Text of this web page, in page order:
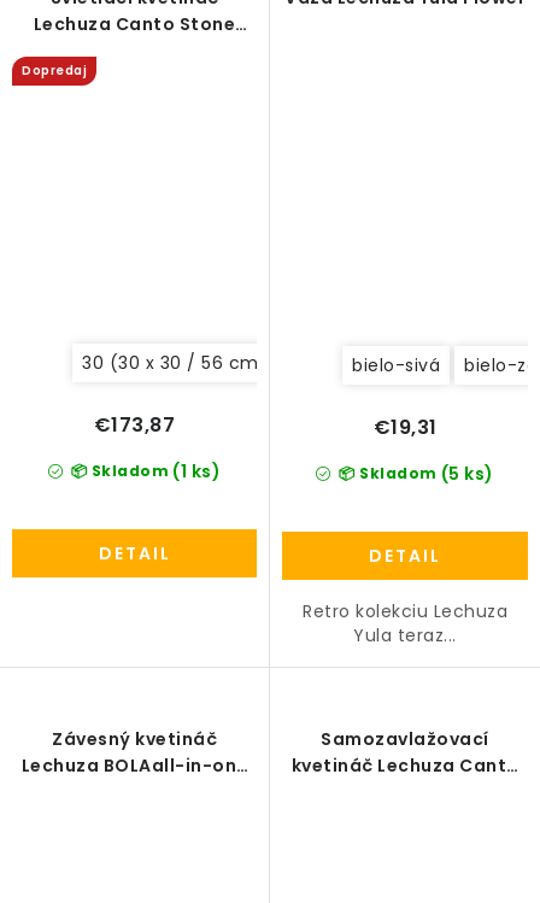
Lechuza Canto Stone
Dopredaj
30 (30 x 30 / 56 cm)
📦 Skladom (1 ks)
€173,87
DETAIL
bielo-sivá bielo-
📦 Skladom (5 ks)
€19,31
DETAIL
Retro kolekciu Lechuza
Yula teraz...
Závesný kvetináč
Lechuza BOLAall-in-one
Samozavlažovací
kvetináč Lechuza Canto